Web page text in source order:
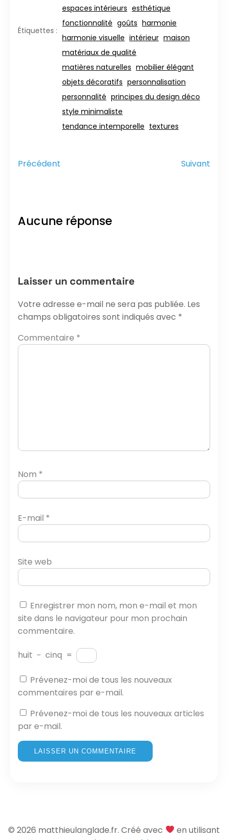
Étiquettes :
espaces intérieurs esthétique
fonctionnalité goûts harmonie
harmonie visuelle intérieur maison
matériaux de qualité
matières naturelles mobilier élégant
objets décoratifs personnalisation
personnalité principes du design déco
style minimaliste
tendance intemporelle textures
Précédent Suivant
Aucune réponse
Laisser un commentaire
Votre adresse e-mail ne sera pas publiée. Les
champs obligatoires sont indiqués avec *
Commentaire *
Nom *
E-mail *
Site web
Enregistrer mon nom, mon e-mail et mon
site dans le navigateur pour mon prochain
commentaire.
huit − cinq =
Prévenez-moi de tous les nouveaux
commentaires par e-mail.
Prévenez-moi de tous les nouveaux articles
par e-mail.
© 2026 matthieulanglade.fr. Créé avec
en utilisant